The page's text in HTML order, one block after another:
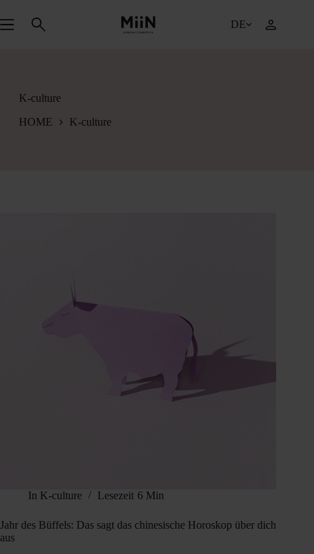
Inhalt
springen
DE
K-culture
HOME K-culture
In K-culture Lesezeit 6 Min
Jahr des Büffels: Das sagt das chinesische Horoskop über dich
aus